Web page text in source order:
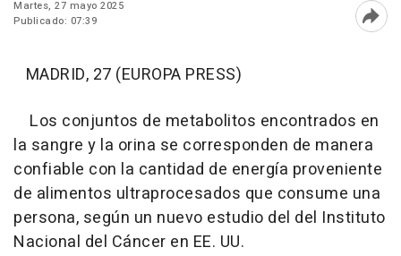
Martes, 27 mayo 2025
Publicado: 07:39
MADRID, 27 (EUROPA PRESS)
Los conjuntos de metabolitos encontrados en
la sangre y la orina se corresponden de manera
confiable con la cantidad de energía proveniente
de alimentos ultraprocesados que consume una
persona, según un nuevo estudio del del Instituto
Nacional del Cáncer en EE. UU.